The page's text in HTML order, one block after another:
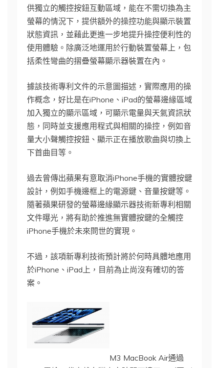
供獨立的觸控按鈕互動區域，能在不需切換為主
螢幕的情況下，提供額外的操控功能與顯示裝置
狀態資訊，並藉此更進一步地提升操控便利性的
使用體驗。除廣泛地運用於行動裝置螢幕上，包
括柔性彎曲的摺疊螢幕顯示器裝置在內。
據該技術專利文件的示意圖描述，實際應用的操
作概念，好比是在iPhone、iPad的螢幕邊緣區域
加入獨立的顯示區域，可顯示電量與天氣資訊狀
態，同時並支援應用程式與相關的操控，例如音
量大小聲觸控按鈕、顯示正在播放歌曲與切換上
下首曲目等。
過去曾傳出蘋果有意取消iPhone手機的實體按鍵
設計，例如手機邊框上的電源鍵、音量按鍵等。
隨著蘋果研發的螢幕邊緣顯示器技術新專利相關
文件曝光，將有助於推進無實體按鍵的全觸控
iPhone手機於未來問世的實現。
不過，該項新專利技術預計將於何時具體地應用
於iPhone、iPad上，目前為止尚沒有確切的答
案。
M3 MacBook Air通過